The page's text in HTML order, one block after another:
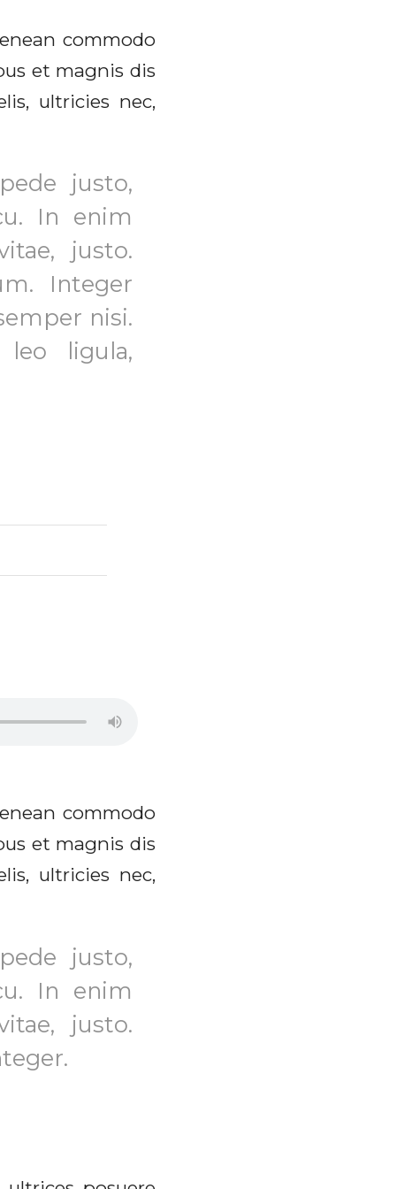
commodo
et magnis dis
ultricies nec,
justo,
In enim
justo.
Integer
nisi.
leo ligula,
commodo
et magnis dis
ultricies nec,
justo,
In enim
justo.